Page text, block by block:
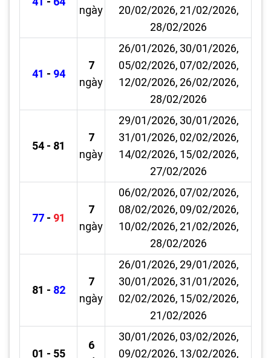
ngày
20/02/2026, 21/02/2026,
28/02/2026
41 - 94
7
ngày
26/01/2026, 30/01/2026,
05/02/2026, 07/02/2026,
12/02/2026, 26/02/2026,
28/02/2026
54 - 81
7
ngày
29/01/2026, 30/01/2026,
31/01/2026, 02/02/2026,
14/02/2026, 15/02/2026,
27/02/2026
77- 91
7
ngày
06/02/2026, 07/02/2026,
08/02/2026, 09/02/2026,
10/02/2026, 21/02/2026,
28/02/2026
81 - 82
7
ngày
26/01/2026, 29/01/2026,
30/01/2026, 31/01/2026,
02/02/2026, 15/02/2026,
21/02/2026
01 - 55
6
30/01/2026, 03/02/2026,
09/02/2026, 13/02/2026,